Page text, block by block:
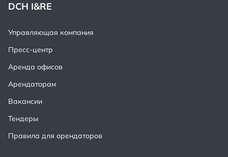
DCH I&RE
Управляющая компания
Пресс-центр
Аренда офисов
Арендаторам
Вакансии
Тендеры
Правила для орендаторов